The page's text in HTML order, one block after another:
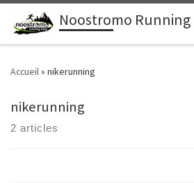
Passer au contenuNoostromo Running
Accueil» nikerunning
nikerunning
2 articles